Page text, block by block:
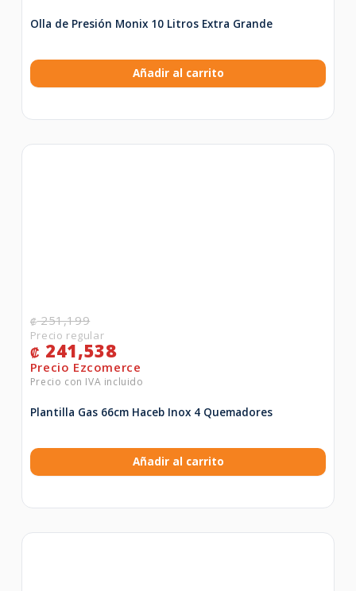
Olla de Presión Monix 10 Litros Extra Grande
Añadir al carrito
₡251,199
₡ 241,538
Plantilla Gas 66cm Haceb Inox 4 Quemadores
Añadir al carrito